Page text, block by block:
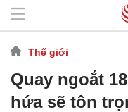
Thế giới
Quay ngoắt
hứa sẽ tôn